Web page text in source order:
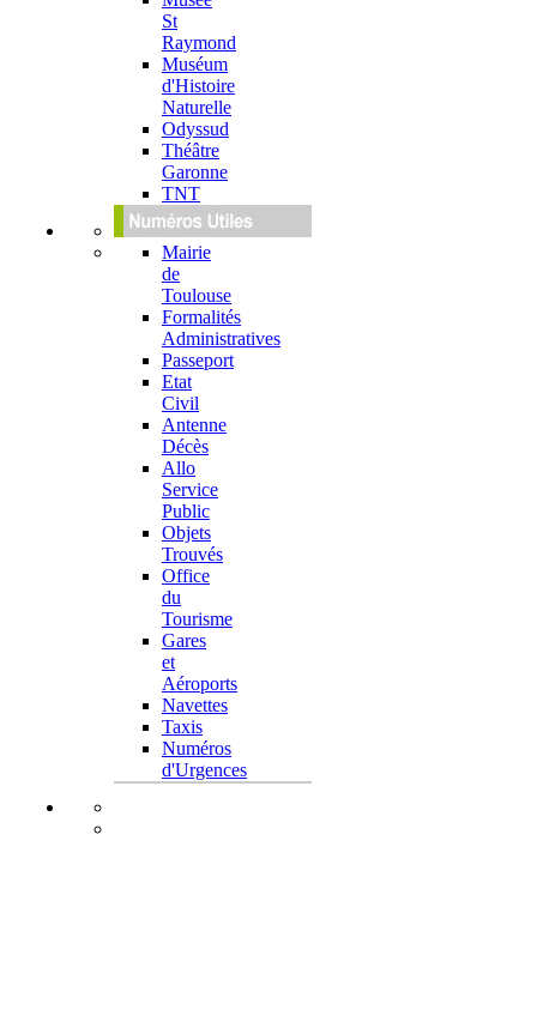
St
Raymond
Muséum
d'Histoire
Naturelle
Odyssud
Théâtre
Garonne
TNT
Mairie
de
Toulouse
Formalités
Administratives
Passeport
Etat
Civil
Antenne
Décès
Allo
Service
Public
Objets
Trouvés
Office
du
Tourisme
Gares
et
Aéroports
Navettes
Taxis
Numéros
d'Urgences